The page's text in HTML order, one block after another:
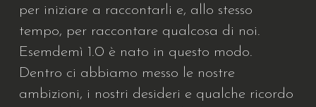
per iniziare a raccontarli e, allo stesso
tempo, per raccontare qualcosa di noi.
Esemdemì 1.0 è nato in questo modo.
Dentro ci abbiamo messo le nostre
ambizioni, i nostri desideri e qualche ricordo